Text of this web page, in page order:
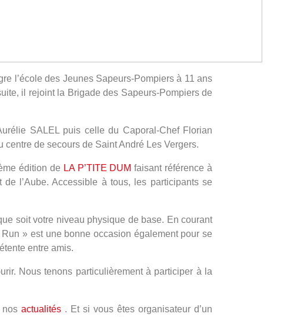
l’école des Jeunes Sapeurs-Pompiers à 11 ans
il rejoint la Brigade des Sapeurs-Pompiers de
SALEL puis celle du Caporal-Chef Florian
de secours de Saint André Les Vergers.
édition de LA P’TITE DUM faisant référence à
l’Aube. Accessible à tous, les participants se
soit votre niveau physique de base. En courant
» est une bonne occasion également pour se
entre amis.
Nous tenons particulièrement à participer à la
actualités . Et si vous êtes organisateur d’un